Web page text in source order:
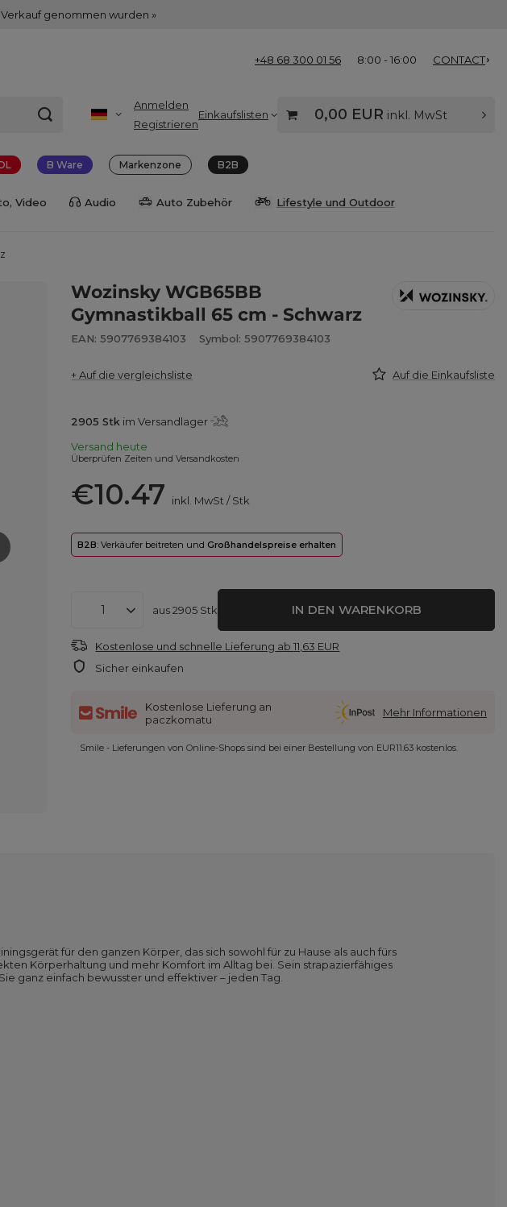
genommen wurden »
+48 68 300 01 56 8:00 - 16:00 CONTACT
Anmelden
Registrieren
Einkaufslisten 0,00 EUR inkl. MwSt
B Ware Markenzone B2B
Video Audio Auto Zubehör Lifestyle und Outdoor
Wozinsky WGB65BB
Gymnastikball 65 cm - Schwarz
EAN: 5907769384103 Symbol: 5907769384103
+ Auf die vergleichsliste Auf die Einkaufsliste
2905 Stk im Versandlager
Versand heute
Überprüfen Zeiten und Versandkosten
€10.47 inkl. MwSt /Stk
B2B: Verkäufer beitreten und Großhandelspreise erhalten
aus2905 Stk IN DEN WARENKORB
Kostenlose und schnelle Lieferung ab11,63 EUR
Sicher einkaufen
Kostenlose Lieferung an
paczkomatu
Mehr Informationen
Smile - Lieferungen von Online-Shops sind bei einer Bestellung von EUR11.63 kostenlos.
für den ganzen Körper, das sich sowohl für zu Hause als auch fürs
Körperhaltung und mehr Komfort im Alltag bei. Sein strapazierfähiges
ganz einfach bewusster und effektiver – jeden Tag.